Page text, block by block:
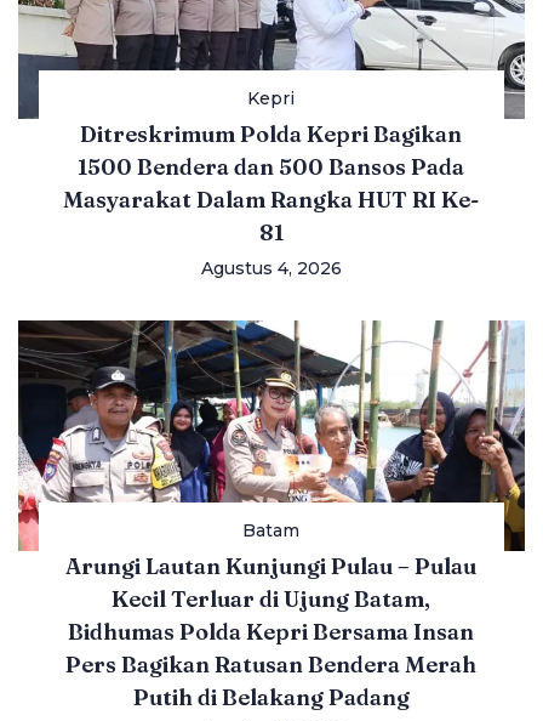
Kepri
Ditreskrimum Polda Kepri Bagikan
1500 Bendera dan 500 Bansos Pada
Masyarakat Dalam Rangka HUT RI Ke-
81
Agustus 4, 2026
Batam
Arungi Lautan Kunjungi Pulau – Pulau
Kecil Terluar di Ujung Batam,
Bidhumas Polda Kepri Bersama Insan
Pers Bagikan Ratusan Bendera Merah
Putih di Belakang Padang